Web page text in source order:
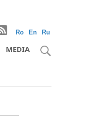
Ro En Ru
MEDIA